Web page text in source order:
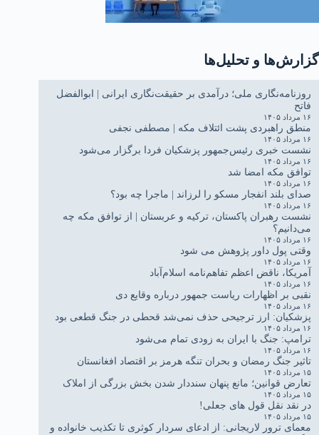
گزارش‌ها و تحلیل‌ها
روزنامه‌نگاری ملی؛ درآمدی بر حقیقت‌نگاری ایرانی | ابوالفضل
فاتح
۱۶ مرداد ۱۴۰۵
منطق راهبردی پشت ائتلاف مکه | مصطفی نجفی
۱۶ مرداد ۱۴۰۵
نشست خبری رئیس‌جمهور پزشکیان فردا برگزار می‌شود
۱۶ مرداد ۱۴۰۵
توافق مکه امضا شد
۱۶ مرداد ۱۴۰۵
صدای بلند انفجار مسکو را لرزاند | ماجرا چه بود؟
۱۶ مرداد ۱۴۰۵
نشست رهبران پاکستان، ترکیه و عربستان | از توافق مکه چه
می‌دانیم؟
۱۶ مرداد ۱۴۰۵
وقتی پول داور پژوهش می شود
۱۶ مرداد ۱۴۰۵
آمریکا، ناقض اعظم تفاهم‌نامه اسلام‌آباد
۱۶ مرداد ۱۴۰۵
نقبی بر اظهارات ریاست جمهور درباره وقایع دی
۱۶ مرداد ۱۴۰۵
پزشکیان: ارز ترجیحی حذف نمی‌شد قحطی در جنگ قطعی بود
۱۶ مرداد ۱۴۰۵
ترامپ: جنگ با ایران به زودی تمام می‌شود
۱۶ مرداد ۱۴۰۵
تاثیر جنگ رمضان و بحران تنگه هرمز بر اقتصاد افغانستان
۱۵ مرداد ۱۴۰۵
تعارض قوانین؛ مانع پنهان سنددار شدن بخش بزرگی از املاک
۱۵ مرداد ۱۴۰۵
در نقد نقل قول های جعلی!
۱۵ مرداد ۱۴۰۵
معمای ترور لاریجانی: از ادعای سردار کوثری تا تکذیب خانواده و